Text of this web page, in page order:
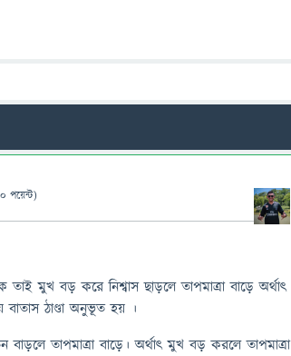
পয়েন্ট)
তাই মুখ বড় করে নিশ্বাস ছাড়লে তাপমাত্রা বাড়ে অর্থাৎ
ঠাণ্ডা অনুভূত হয় ।
তাপমাত্রা বাড়ে। অর্থাৎ মুখ বড় করলে তাপমাত্রা